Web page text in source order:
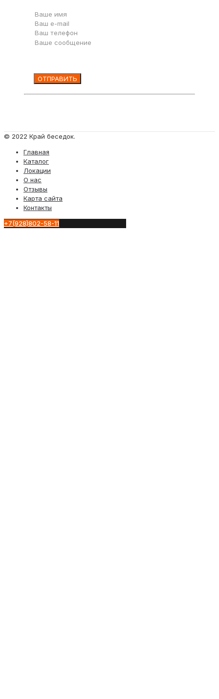
© 2022 Край беседок.
Главная
Каталог
Локации
О нас
Отзывы
Карта сайта
Контакты
+7(928)802-58-11